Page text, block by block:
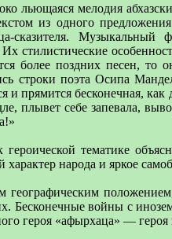
льющаяся мелодия
из одного
сказителя.
стилистические
более поздних песен, то
строки поэта Осипа
и прямится бесконечная,
плывет себе запевала,
героической тематике
народа и яркое
географическим
Бесконечные войны с
героя «афырхаца» —